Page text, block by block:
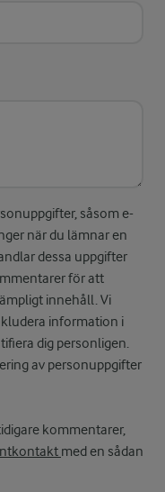
såsom e-
när du lämnar en
dessa uppgifter
för att
innehåll. Vi
information i
dig personligen.
av personuppgifter
kommentarer,
med en sådan